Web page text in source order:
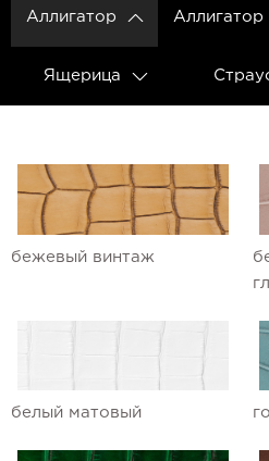
Аллигатор Аллигатор
Ящерица
бежевый винтаж
белый матовый